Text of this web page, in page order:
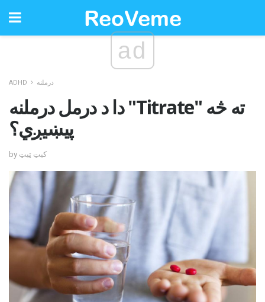
ad
ADHD درملنه
دا د درمل درملنه "Titrate" ته څه
پیښیږي؟
by کیټ ټیټ